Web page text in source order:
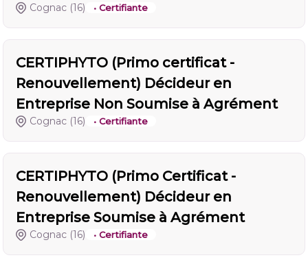
Cognac (16) • Certifiante
CERTIPHYTO (Primo certificat -
Renouvellement) Décideur en
Entreprise Non Soumise à Agrément
Cognac (16) • Certifiante
CERTIPHYTO (Primo Certificat -
Renouvellement) Décideur en
Entreprise Soumise à Agrément
Cognac (16) • Certifiante